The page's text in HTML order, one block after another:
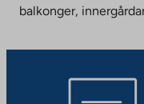
balkonger,